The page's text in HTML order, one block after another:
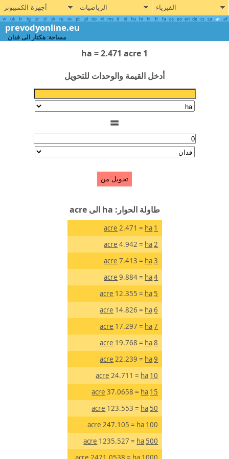
الفيزياء الرياضيات أجهزة الكمبيوتر
ar
ca
cs
de
en
eo
es
fa
fr
hi
hr
hu
id
it
ms
nl
no
pl
pt
ro
ru
sk
sl
sr
tg
tr
uk
vi
prevodyonline.eu
مساحة: هكتار الى فدان
أدخل القيمة والوحدات للتحويل
=
تحويل من
طاولة الحوار: ha الى acre
ha
= 2.471
acre
ha
= 4.942
acre
ha
= 7.413
acre
ha
= 9.884
acre
ha
= 12.355
acre
ha
= 14.826
acre
ha
= 17.297
acre
ha
= 19.768
acre
ha
= 22.239
acre
10
ha
= 24.711
acre
15
ha
= 37.0658
acre
50
ha
= 123.553
acre
100
ha
= 247.105
acre
500
ha
= 1235.527
acre